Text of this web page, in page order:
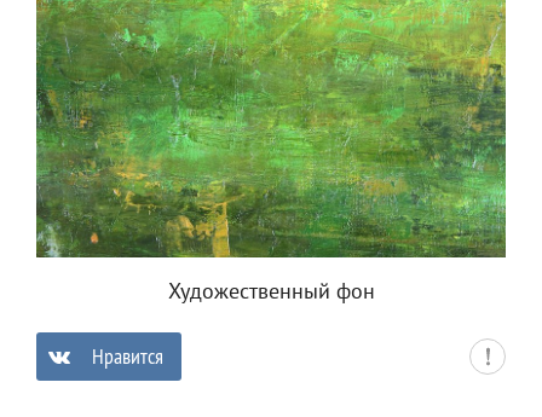
Художественный фон
Нравится